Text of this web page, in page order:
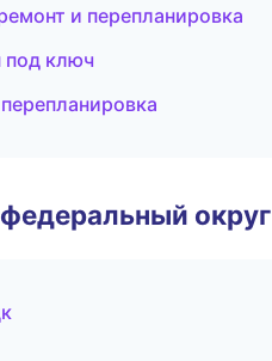
и перепланировка
под ключ
округ